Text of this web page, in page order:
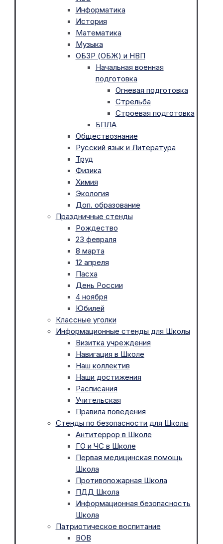
Информатика
История
Математика
Музыка
ОБЗР (ОБЖ) и НВП
Начальная военная
подготовка
Огневая подготовка
Стрельба
Строевая подготовка
БПЛА
Обществознание
Русский язык и Литература
Труд
Физика
Химия
Экология
Доп. образование
Праздничные стенды
Рождество
23 февраля
8 марта
12 апреля
Пасха
День России
4 ноября
Юбилей
Классные уголки
Информационные стенды для Школы
Визитка учреждения
Навигация в Школе
Наш коллектив
Наши достижения
Расписания
Учительская
Правила поведения
Стенды по безопасности для Школы
Антитеррор в Школе
ГО и ЧС в Школе
Первая медицинская помощь
Школа
Противопожарная Школа
ПДД Школа
Информационная безопасность
Школа
Патриотическое воспитание
ВОВ